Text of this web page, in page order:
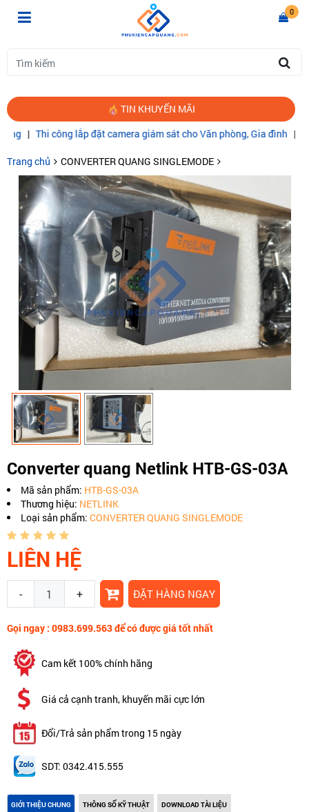
0
TIN KHUYẾN MÃI
công lắp đặt camera giám sát cho Văn phòng, Gia đình|CÁP
Trang chủ CONVERTER QUANG SINGLEMODE
Converter quang Netlink HTB-GS-03A
Mã sản phẩm: HTB-GS-03A
Thương hiệu: NETLINK
Loại sản phẩm: CONVERTER QUANG SINGLEMODE
LIÊN HỆ
- + ĐẶT HÀNG NGAY
Gọi ngay : 0983.699.563 để có được giá tốt nhất
Cam kết 100% chính hãng
Giá cả cạnh tranh, khuyến mãi cực lớn
Đổi/Trả sản phẩm trong 15 ngày
SDT: 0342.415.555
GIỚI THIỆU CHUNG THÔNG SỐ KỸ THUẬT DOWNLOAD TÀI LIỆU